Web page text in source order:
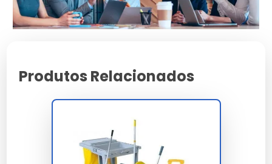
Vantagens do Limpa Pedra
superfícies.
Sustentabilidade
Formulado com ingredientes biodegradáveis,
Produtos Relacionados